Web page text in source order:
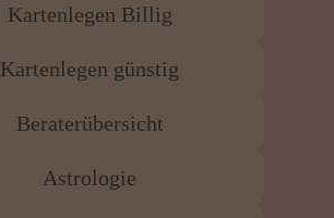
Kartenlegen Billig
Kartenlegen günstig
Beraterübersicht
Astrologie